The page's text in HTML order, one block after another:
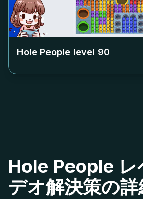
Hole People level 90
Hole People
デオ解決策の